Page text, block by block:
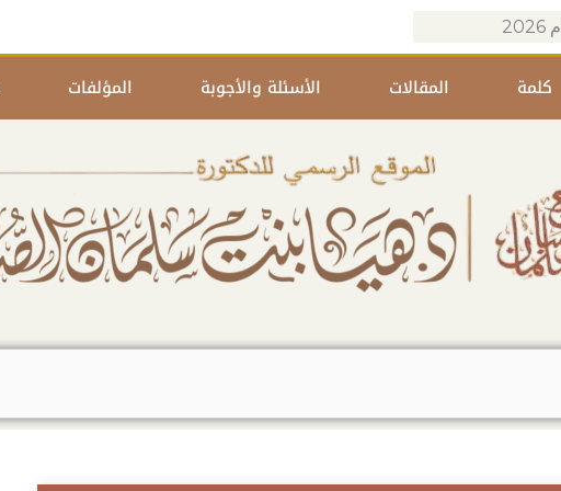
كلمة المقالات الأسئلة والأجوبة المؤلفات